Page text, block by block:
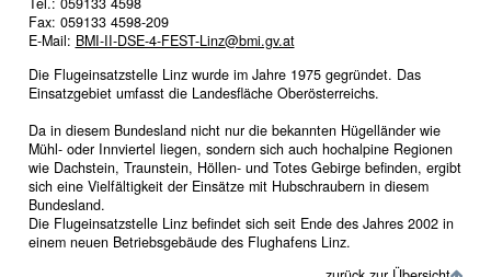
Fax: 059133 4598-209
E-Mail: BMI-II-DSE-4-FEST-Linz@bmi.gv.at
Die Flugeinsatzstelle Linz wurde im Jahre 1975 gegründet. Das
Einsatzgebiet umfasst die Landesfläche Oberösterreichs.
Da in diesem Bundesland nicht nur die bekannten Hügelländer wie
Mühl- oder Innviertel liegen, sondern sich auch hochalpine Regionen
wie Dachstein, Traunstein, Höllen- und Totes Gebirge befinden, ergibt
sich eine Vielfältigkeit der Einsätze mit Hubschraubern in diesem
Bundesland.
Die Flugeinsatzstelle Linz befindet sich seit Ende des Jahres 2002 in
einem neuen Betriebsgebäude des Flughafens Linz.